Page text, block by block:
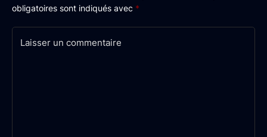
obligatoires sont indiqués avec *